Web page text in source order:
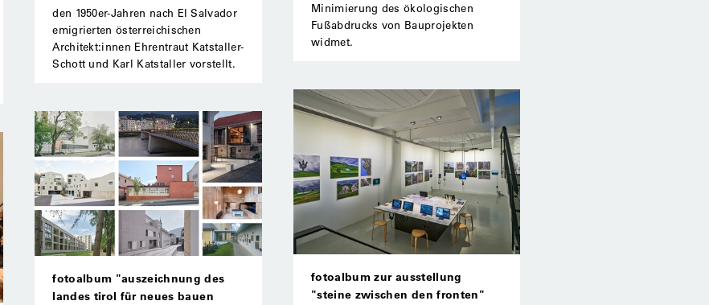
den 1950er-Jahren nach El Salvador
emigrierten österreichischen
Architekt:innen Ehrentraut Katstaller-
Schott und Karl Katstaller vorstellt.
Minimierung des ökologischen
Fußabdrucks von Bauprojekten
widmet.
fotoalbum "auszeichnung des
landes tirol für neues bauen
fotoalbum zur ausstellung
"steine zwischen den fronten"